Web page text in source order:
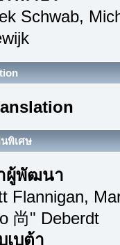
Schwab,
พิเศษ
ผู้พัฒนา
Flannigan,
尚" Deberdt
เบต้า